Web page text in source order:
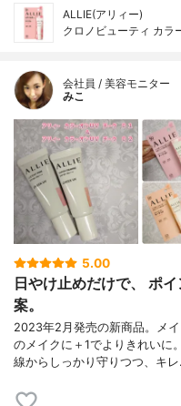
ALLIE(アリィー)
クロノビューティ カラ
会社員 / 美容モニター
みこ
5.00
日やけ止めだけで、 ポ
案。
2023年2月発売の新商品。メ
のメイクに＋1でよりきれいに
線からしっかり守りつつ、キ